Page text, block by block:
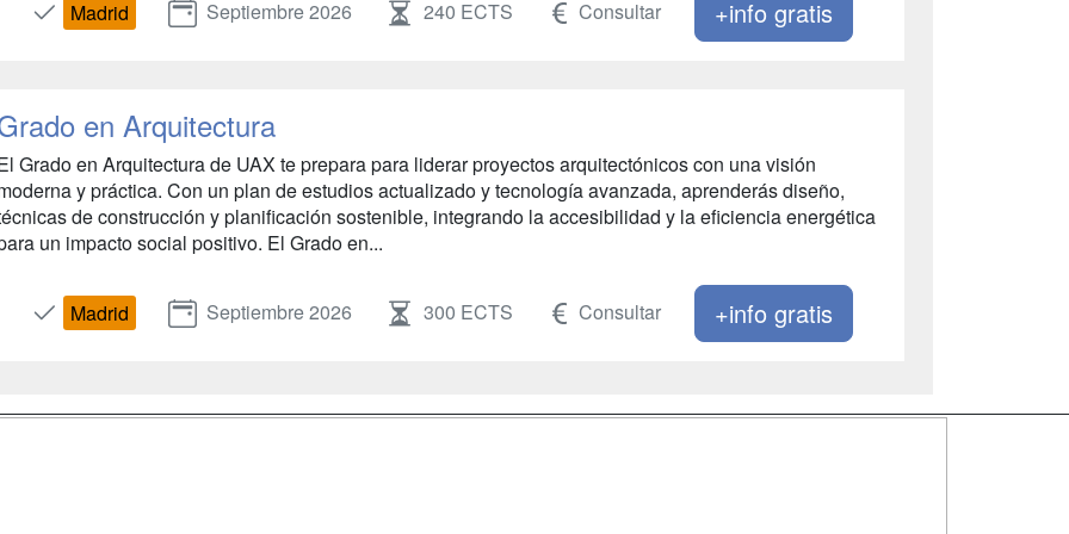
Madrid Septiembre 2026 240 ECTS Consultar +info gratis
en Arquitectura
Grado en Arquitectura de UAX te prepara para liderar proyectos arquitectónicos con una visión
y práctica. Con un plan de estudios actualizado y tecnología avanzada, aprenderás diseño,
de construcción y planificación sostenible, integrando la accesibilidad y la eficiencia energética
un impacto social positivo. El Grado en...
Madrid Septiembre 2026 300 ECTS Consultar +info gratis